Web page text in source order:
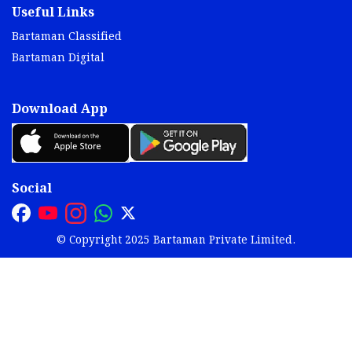
Useful Links
Bartaman Classified
Bartaman Digital
Download App
Social
© Copyright 2025 Bartaman Private Limited.